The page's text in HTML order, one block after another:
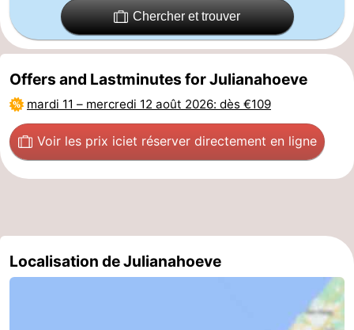
Chercher et trouver
Offers and Lastminutes for Julianahoeve
mardi 11 – mercredi 12 août 2026: dès €109
Voir les prix iciet réserver directement en ligne
Localisation de Julianahoeve